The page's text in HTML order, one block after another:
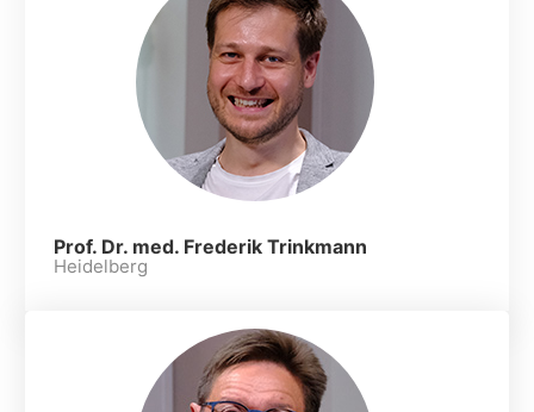
Prof. Dr. med. Frederik Trinkmann
Heidelberg